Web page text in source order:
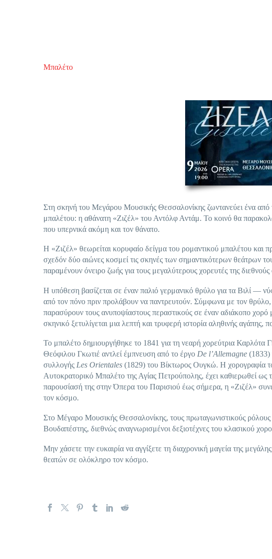
Μπαλέτο
Στη σκηνή του Μεγάρου Μουσικής Θεσσαλονίκης ζωντανεύει ένα από
μπαλέτου: η αθάνατη «Ζιζέλ» του Αντόλφ Αντάμ. Το κοινό θα
που υπερνικά ακόμη και τον θάνατο.
Η «Ζιζέλ» θεωρείται κορυφαίο δείγμα του ρομαντικού μπαλέτου και
σχεδόν δύο αιώνες κοσμεί τις σκηνές των σημαντικότερων θεάτρων
παραμένουν όνειρο ζωής για τους μεγαλύτερους χορευτές της
Η υπόθεση βασίζεται σε έναν παλιό γερμανικό θρύλο για τα Βιλί —
από τον πόνο πριν προλάβουν να παντρευτούν. Σύμφωνα με τον θρύλο,
παρασύρουν τους ανυποψίαστους περαστικούς σε έναν αδιάκοπο χορό
σκηνικό ξετυλίγεται μια λεπτή και τρυφερή ιστορία αληθινής αγάπης,
Το μπαλέτο δημιουργήθηκε το 1841 για τη νεαρή χορεύτρια Καρλότα
Θεόφιλου Γκωτιέ αντλεί έμπνευση από το έργο De l’Allemagne (1833)
συλλογής Les Orientales (1829) του Βίκτωρος Ουγκώ. Η χορογραφία
Αυτοκρατορικό Μπαλέτο της Αγίας Πετρούπολης, έχει καθιερωθεί
παρουσίασή της στην Όπερα του Παρισιού έως σήμερα, η «Ζιζέλ»
τον κόσμο.
Στο Μέγαρο Μουσικής Θεσσαλονίκης, τους πρωταγωνιστικούς
Βουδαπέστης, διεθνώς αναγνωρισμένοι δεξιοτέχνες του κλασικού
Μην χάσετε την ευκαιρία να αγγίξετε τη διαχρονική μαγεία της
θεατών σε ολόκληρο τον κόσμο.